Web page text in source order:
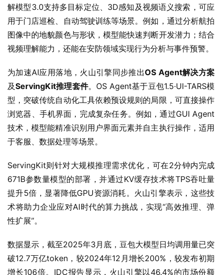
解模型3.0支持多目标定位、3D感知及视频语义搜索，可应
用于门店巡检、自动驾驶训练等场景。例如，通过分析航拍
图像中的地貌颜色与形状，模型能快速判断开发潜力；结合
视频理解能力，还能在安防领域实现行为分析与事件预警。
为加速AI应用落地，火山引擎同步推出OS Agent解决方案
及ServingKit推理套件。OS Agent基于豆包1.5·UI-TARS模
型，突破传统自动化工具依赖预设规则的局限，可直接操作
浏览器、手机界面，完成复杂任务。例如，通过GUI Agent
技术，模型能精准识别用户界面元素并自主执行操作，适用
于客服、数据处理等场景。
ServingKit则针对大规模推理需求优化，可在2分钟内完成
671B参数量模型的部署，并通过KV缓存技术将TPS吞吐量
提升5倍，显著降低GPU资源消耗。火山引擎表示，这些技
术将助力企业应对AI时代的算力挑战，实现“高效推理、弹
性扩展”。
数据显示，截至2025年3月底，豆包大模型日均调用量已突
破12.7万亿token，较2024年12月增长200%，较发布初期
增长106倍。IDC报告显示，火山引擎以46.4%的市场份额